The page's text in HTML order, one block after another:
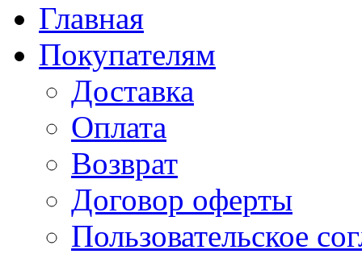
Главная
Покупателям
Доставка
Оплата
Возврат
Договор оферты
Пользовательское